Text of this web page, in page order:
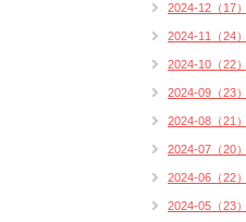
2024-12（17）
2024-11（24）
2024-10（22）
2024-09（23）
2024-08（21）
2024-07（20）
2024-06（22）
2024-05（23）